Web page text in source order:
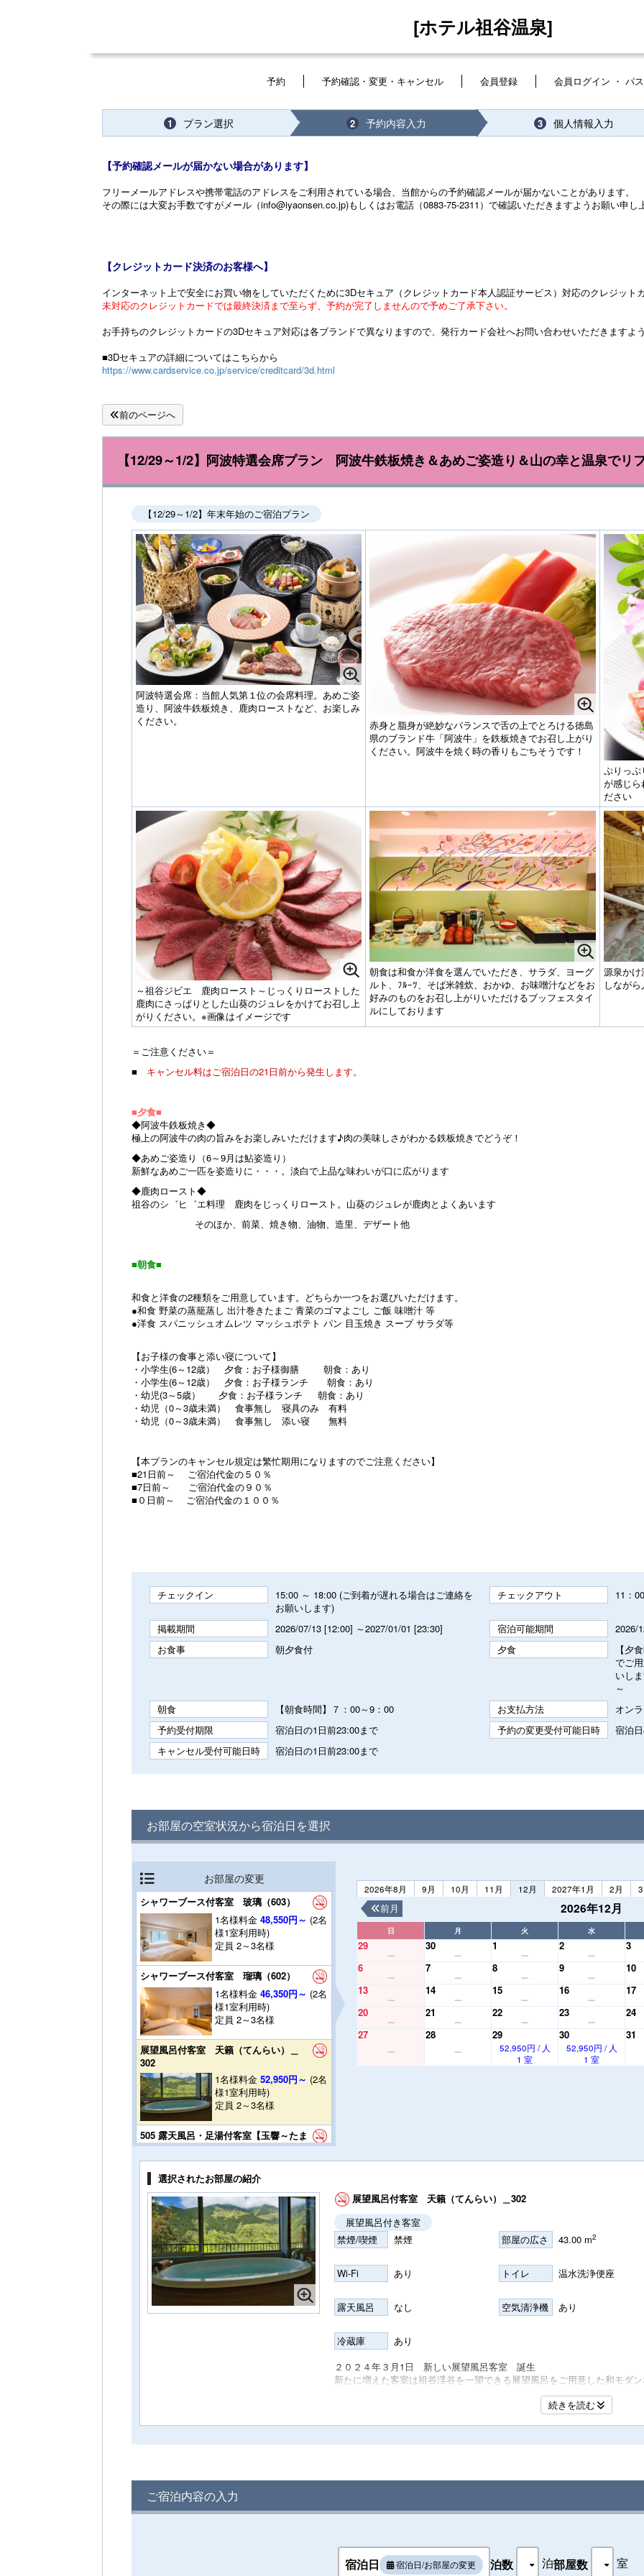
[ホテル祖谷温泉]
予約 予約確認・変更・キャンセル 会員登録 会員ログイン ・ パ
1 プラン選択 2 予約内容入力 3 個人情報入力
【予約確認メールが届かない場合があります】
フリーメールアドレスや携帯電話のアドレスをご利用されている場合、当館からの予約確認メールが届かないことがあります。
その際には大変お手数ですがメール（info@iyaonsen.co.jp)もしくはお電話（0883-75-2311）で確認いただきますようお願い申し
【クレジットカード決済のお客様へ】
インターネット上で安全にお買い物をしていただくために3Dセキュア（クレジットカード本人認証サービス）対応のクレジット
未対応のクレジットカードでは最終決済まで至らず、予約が完了しませんので予めご了承下さい。
お手持ちのクレジットカードの3Dセキュア対応は各ブランドで異なりますので、発行カード会社へお問い合わせいただきますよ
■3Dセキュアの詳細についてはこちらから
https://www.cardservice.co.jp/service/creditcard/3d.html
前のページへ
【12/29～1/2】阿波特選会席プラン 阿波牛鉄板焼き＆あめご姿造り＆山の幸と温泉でリ
【12/29～1/2】年末年始のご宿泊プラン
阿波特選会席：当館人気第１位の会席料理。あめご姿
造り、阿波牛鉄板焼き、鹿肉ローストなど、お楽しみ
ください。
赤身と脂身が絶妙なバランスで舌の上でとろける徳島
県のブランド牛「阿波牛」を鉄板焼きでお召し上がり
ください。阿波牛を焼く時の香りもごちそうです！
ぷりっ
が感じ
ださい
～祖谷ジビエ 鹿肉ロースト～じっくりローストした
鹿肉にさっぱりとした山葵のジュレをかけてお召し上
がりください。※画像はイメージです
朝食は和食か洋食を選んでいただき、サラダ、ヨーグ
ルト、ﾌﾙｰﾂ、そば米雑炊、おかゆ、お味噌汁などをお
好みのものをお召し上がりいただけるブッフェスタイ
ルにしております
源泉か
しなが
＝ご注意ください＝
■ キャンセル料はご宿泊日の21日前から発生します。
■夕食■
◆阿波牛鉄板焼き◆
極上の阿波牛の肉の旨みをお楽しみいただけます♪肉の美味しさがわかる鉄板焼きでどうぞ！
◆あめご姿造り（6～9月は鮎姿造り）
新鮮なあめご一匹を姿造りに・・・。淡白で上品な味わいが口に広がります
◆鹿肉ロースト◆
祖谷のシ゛ヒ゛エ料理 鹿肉をじっくりロースト。山葵のジュレが鹿肉とよくあいます
そのほか、前菜、焼き物、油物、造里、デザート他
■朝食■
和食と洋食の2種類をご用意しています。どちらか一つをお選びいただけます。
●和食 野菜の蒸籠蒸し 出汁巻きたまご 青菜のゴマよごし ご飯 味噌汁 等
●洋食 スパニッシュオムレツ マッシュポテト パン 目玉焼き スープ サラダ等
【お子様の食事と添い寝について】
・小学生(6～12歳） 夕食：お子様御膳 朝食：あり
・小学生(6～12歳） 夕食：お子様ランチ 朝食：あり
・幼児(3～5歳） 夕食：お子様ランチ 朝食：あり
・幼児（0～3歳未満） 食事無し 寝具のみ 有料
・幼児（0～3歳未満） 食事無し 添い寝 無料
【本プランのキャンセル規定は繁忙期用になりますのでご注意ください】
■21日前～ ご宿泊代金の５０％
■7日前～ ご宿泊代金の９０％
■０日前～ ご宿泊代金の１００％
チェックイン
15:00 ～ 18:00 (ご到着が遅れる場合はご連絡を
お願いします)
チェックアウト 11：
掲載期間 2026/07/13 [12:00] ～2027/01/01 [23:30] 宿泊可能期間
2026/
お食事
朝夕食付 夕食
【夕
でご
いし
～
朝食
【朝食時間】７：00～9：00 お支払方法
オン
予約受付期限
宿泊日の1日前23:00まで 予約の変更受付可能日時
宿泊
キャンセル受付可能日時
宿泊日の1日前23:00まで
お部屋の空室状況から宿泊日を選択
お部屋の変更
シャワーブース付客室 玻璃（603）
1名様料金48,550円～ (2名
様1室利用時)
定員 2～3名様
シャワーブース付客室 瑠璃（602）
1名様料金46,350円～ (2名
様1室利用時)
定員 2～3名様
展望風呂付客室 天籟（てんらい）＿
302
1名様料金52,950円～ (2名
様1室利用時)
定員 2～3名様
505 露天風呂・足湯付客室【玉響～たま
ゆら～】 Suite room
1名様料金60,650円～(2名
様1室利用時)
定員 2～4名様
306 露天風呂付客室 ふたりじめ with
open air bath
1名様料金56,250円～(2名
様1室利用時)
定員 2～3名様
503 露天風呂付客室【相生～あいおい
～】 with open air bath
定員 2～4名様
502 展望風呂付客室 【花伝～かでん
1名様料金52,950円～(2名
様1室利用時)
定員 2～4名様
2026年8月 9月 10月 11月 12月 2027年1月 2月
2026年12月
前月
日 月 火 水
29 30 1 2
3
6
7 8 9
10
13
14 15 16
17
20
21 22 23
24
27
28 29
52,950円 / 人
1 室
30
52,950円 / 人
1 室
31
選択されたお部屋の紹介
展望風呂付客室 天籟（てんらい）＿302
展望風呂付き客室
禁煙/喫煙
禁煙 部屋の広さ 43.00 m2
Wi-Fi あり トイレ 温水洗浄便座
露天風呂 なし 空気清浄機 あり
冷蔵庫
あり
２０２４年３月1日 新しい展望風呂客室 誕生
新たに増えた客室は祖谷渓谷を一望できる展望風呂をご用意した和モダ
祖谷を駆け抜ける風を感じていただけるような・・・
展望風呂客室 天籟（てんらい）
天からの響きを届けます
それは風の旅
続きを読む
ご宿泊内容の入力
宿泊日 宿泊日/お部屋の変更 泊数 泊部屋数 室